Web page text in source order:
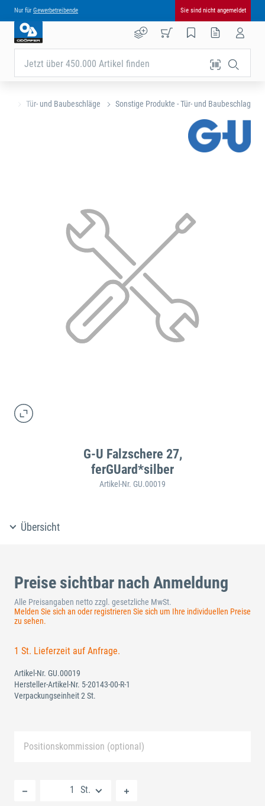
Nur für Gewerbetreibende Sie sind nicht angemeldet
Jetzt über 450.000 Artikel finden
Tür- und Baubeschläge Sonstige Produkte - Tür- und Baubeschlag
G-U Falzschere 27,
ferGUard*silber
Artikel-Nr. GU.00019
Übersicht
Preise sichtbar nach Anmeldung
Alle Preisangaben netto zzgl. gesetzliche MwSt.
Melden Sie sich an oder registrieren Sie sich um Ihre individuellen Preise
zu sehen.
1 St. Lieferzeit auf Anfrage.
Artikel-Nr. GU.00019
Hersteller-Artikel-Nr. 5-20143-00-R-1
Verpackungseinheit 2 St.
Positionskommission (optional)
St.